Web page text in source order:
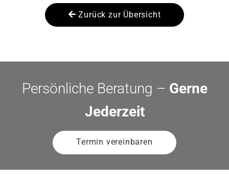
Zurück zur Übersicht
Persönliche Beratung – Gerne
Jederzeit
Termin vereinbaren